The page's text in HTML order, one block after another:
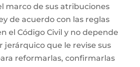
marco de sus atribuciones
de acuerdo con las reglas
el Código Civil y no depende
jerárquico que le revise sus
reformarlas, confirmarlas